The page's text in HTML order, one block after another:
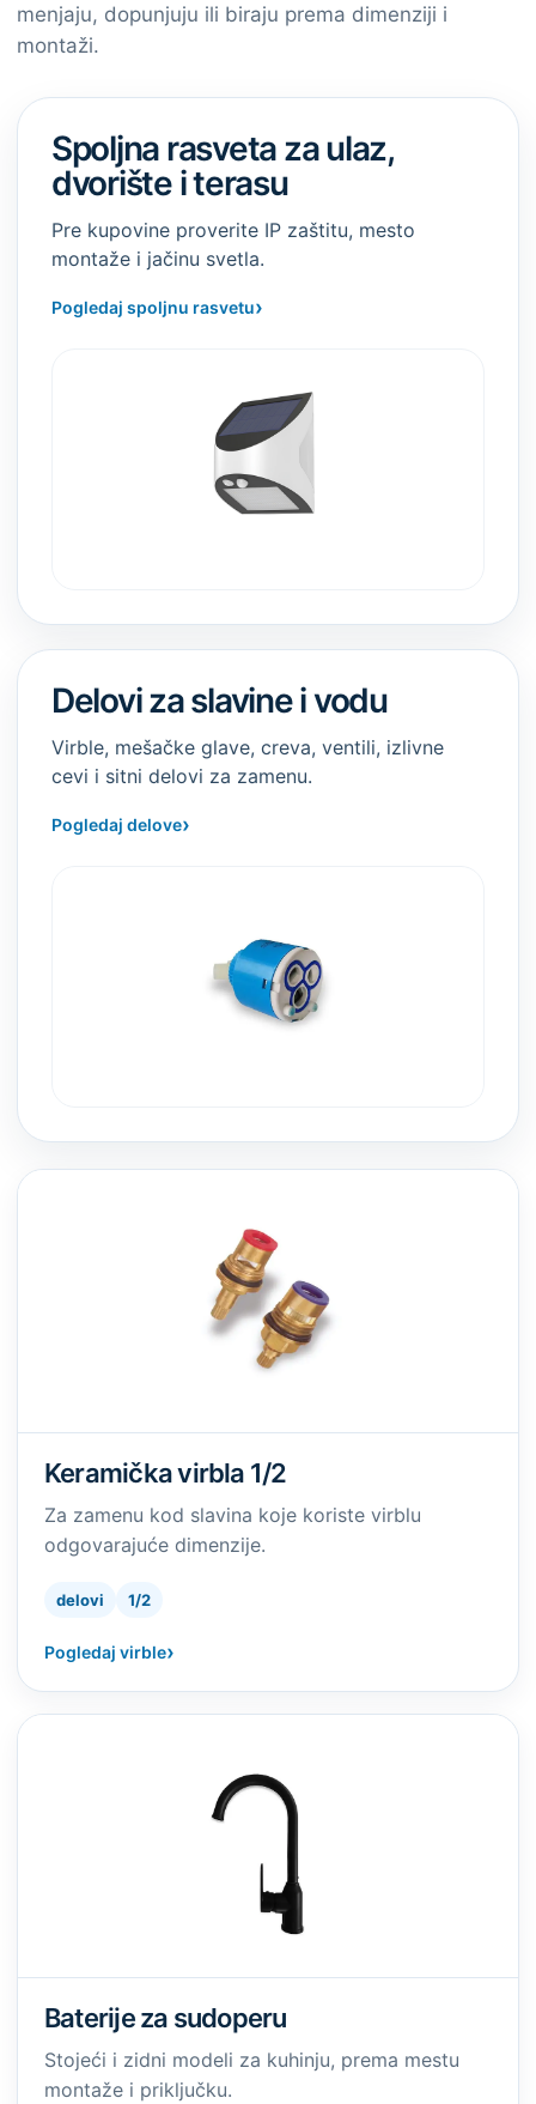
menjaju, dopunjuju ili biraju prema dimenziji i
montaži.
Spoljna rasveta za ulaz,
dvorište i terasu
Pre kupovine proverite IP zaštitu, mesto
montaže i jačinu svetla.
Pogledaj spoljnu rasvetu›
Delovi za slavine i vodu
Virble, mešačke glave, creva, ventili, izlivne
cevi i sitni delovi za zamenu.
Pogledaj delove›
Keramička virbla 1/2
Za zamenu kod slavina koje koriste virblu
odgovarajuće dimenzije.
delovi 1/2
Pogledaj virble›
Baterije za sudoperu
Stojeći i zidni modeli za kuhinju, prema mestu
montaže i priključku.